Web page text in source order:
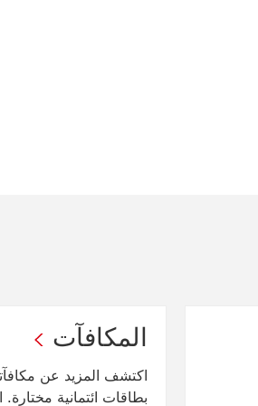
المكافآت
‏‫اكتشف المزيد عن
بطاقات ائتمانية